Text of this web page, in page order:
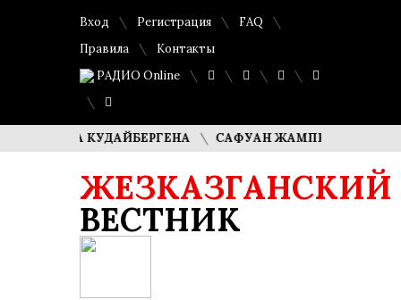
Вход Регистрация
FAQ
Правила
Контакты
РАДИО Online
КУДАЙБЕРГЕНА САФУАН ЖАМПЕИСОВ: «МЫ ХОТИМ
ЖЕЗКАЗГАНСКИЙ
ВЕСТНИК